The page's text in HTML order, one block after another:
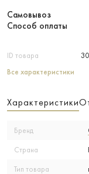
ID товара
Все характеристики
Самовывоз
Способ оплаты
Характеристики
Бренд
Страна
Тип товара